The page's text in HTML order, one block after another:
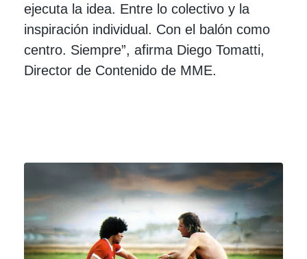
ejecuta la idea. Entre lo colectivo y la
inspiración individual. Con el balón como
centro. Siempre”, afirma Diego Tomatti,
Director de Contenido de MME.